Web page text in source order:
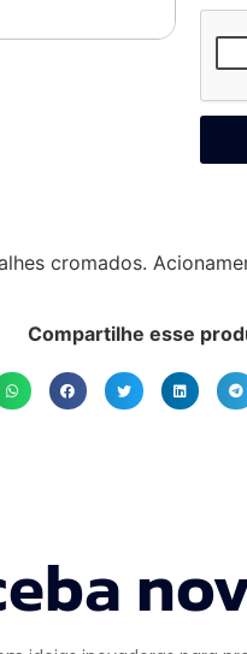
cromados.
Compartilhe esse